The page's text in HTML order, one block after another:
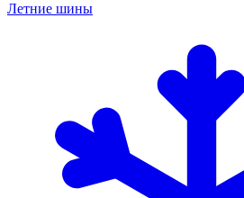
Летние шины